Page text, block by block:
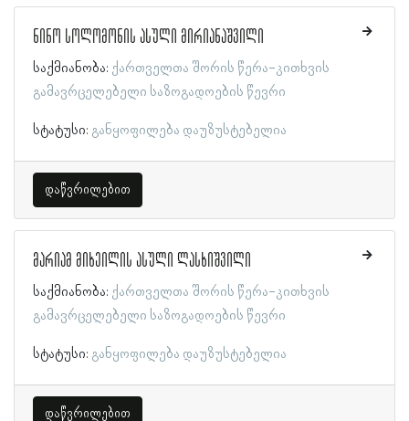
ნინო სოლომონის ასული მირიანაშვილი
საქმიანობა: ქართველთა შორის წერა-კითხვის
გამავრცელებელი საზოგადოების წევრი
სტატუსი: განყოფილება დაუზუსტებელია
დაწვრილებით
მარიამ მიხეილის ასული ლასხიშვილი
საქმიანობა: ქართველთა შორის წერა-კითხვის
გამავრცელებელი საზოგადოების წევრი
სტატუსი: განყოფილება დაუზუსტებელია
დაწვრილებით